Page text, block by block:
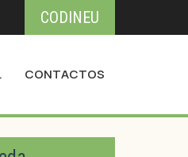
CODINEU
CONTACTOS